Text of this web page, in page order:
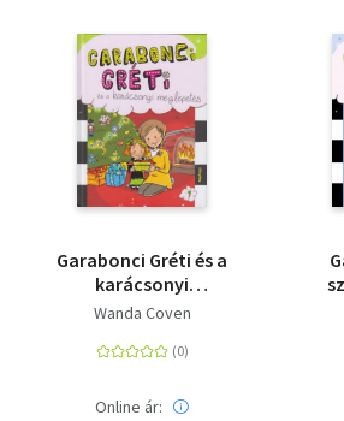
Garabonci Gréti és a
karácsonyi
meglepetés
Wanda Coven
Online ár: